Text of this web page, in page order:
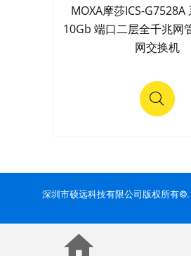
MOXA摩莎ICS-G7528A
10Gb 端口二层全千兆网
网交换机
深圳市硕远科技有限公司版权所有©.